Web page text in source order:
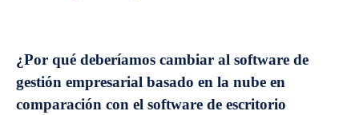
¿Por qué deberíamos cambiar al software de
gestión empresarial basado en la nube en
comparación con el software de escritorio